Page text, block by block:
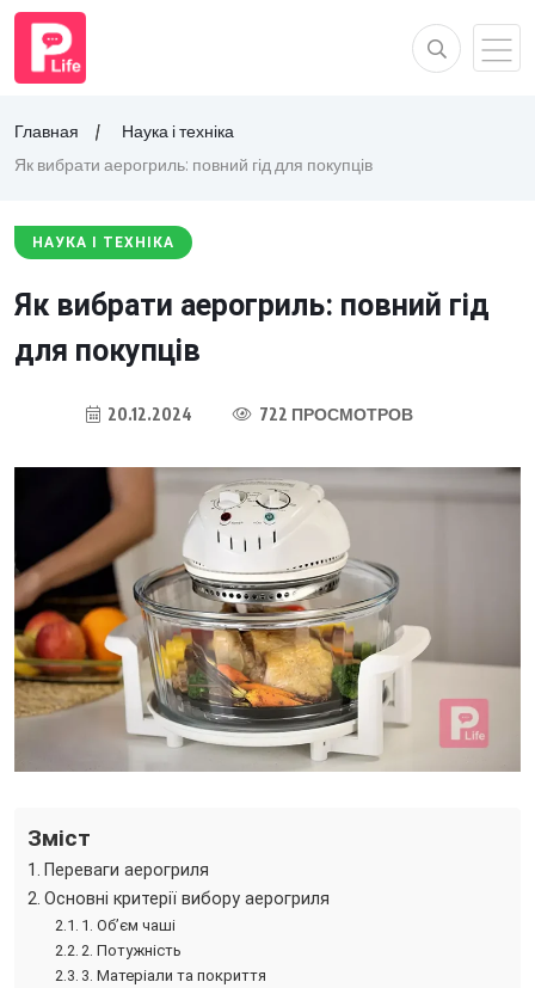
Главная
Наука і техніка
Як вибрати аерогриль: повний гід для покупців
НАУКА І ТЕХНІКА
Як вибрати аерогриль: повний гід
для покупців
20.12.2024 722 ПРОСМОТРОВ
Зміст
Переваги аерогриля
Основні критерії вибору аерогриля
1. Об’єм чаші
2. Потужність
3. Матеріали та покриття